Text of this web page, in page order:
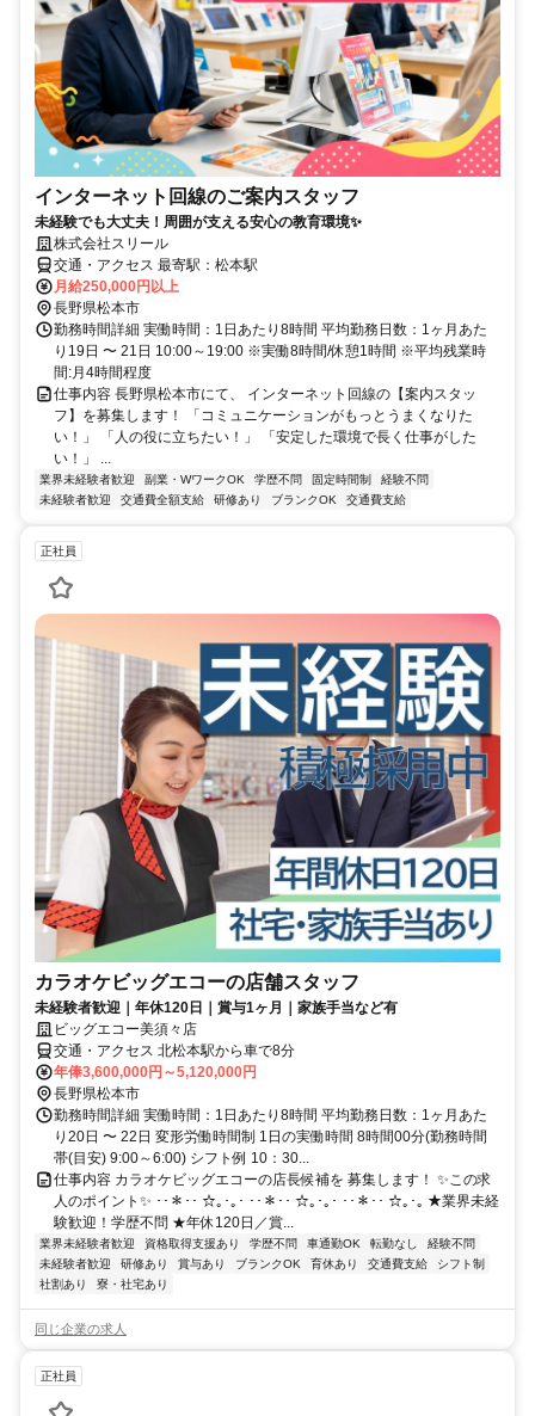
インターネット回線のご案内スタッフ
未経験でも大丈夫！周囲が支える安心の教育環境✨
株式会社スリール
交通・アクセス 最寄駅：松本駅
月給250,000円以上
長野県松本市
勤務時間詳細 実働時間：1日あたり8時間 平均勤務日数：1ヶ月あた
り19日 〜 21日 10:00～19:00 ※実働8時間/休憩1時間 ※平均残業時
間:月4時間程度
仕事内容 長野県松本市にて、 インターネット回線の【案内スタッ
フ】を募集します！ 「コミュニケーションがもっとうまくなりた
い！」 「人の役に立ちたい！」 「安定した環境で長く仕事がした
い！」 ...
業界未経験者歓迎 副業・WワークOK 学歴不問 固定時間制
経験不問
未経験者歓迎
交通費全額支給 研修あり ブランクOK 交通費支給
正社員
カラオケビッグエコーの店舗スタッフ
未経験者歓迎｜年休120日｜賞与1ヶ月｜家族手当など有
ビッグエコー美須々店
交通・アクセス 北松本駅から車で8分
年俸3,600,000円～5,120,000円
長野県松本市
勤務時間詳細 実働時間：1日あたり8時間 平均勤務日数：1ヶ月あた
り20日 〜 22日 変形労働時間制 1日の実働時間 8時間00分(勤務時間
帯(目安) 9:00～6:00) シフト例 10：30...
仕事内容 カラオケビッグエコーの店長候補を 募集します！ ✨この求
人のポイント✨ ･･＊･･ ☆｡･｡･ ･･＊･･ ☆｡･｡･ ･･＊･･ ☆｡･｡ ★業界未経
験歓迎！学歴不問 ★年休120日／賞...
業界未経験者歓迎 資格取得支援あり 学歴不問 車通勤OK 転勤なし
経験不問
未経験者歓迎
研修あり 賞与あり ブランクOK 育休あり 交通費支給
シフト制
社割あり
寮・社宅あり
同じ企業の求人
正社員